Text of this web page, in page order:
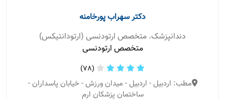
دکتر سهراب پورخامنه
دندانپزشک. متخصص ارتودنسی (ارتودانتیکس)
متخصص ارتودنسی
(78)
مطب: اردبیل - اردبیل - میدان ورزش - خیابان پاسداران -
ساختمان پزشکان ارم